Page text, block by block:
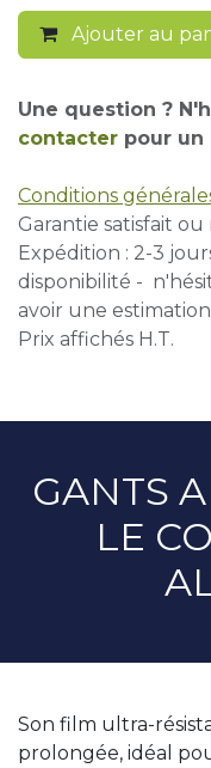
Ajouter au
Une question ?
contacter pour un
Conditions
Garantie satisfait
Expédition : 2-3
disponibilité -
avoir une
Prix affichés H.T.
GANTS
LE
Son film ultra-
prolongée, idéal